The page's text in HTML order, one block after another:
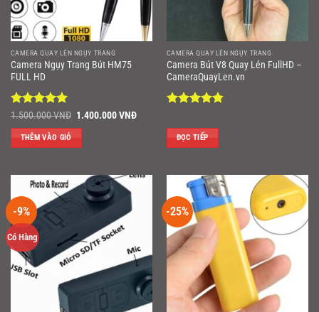
CAMERA QUAY LÉN NGỤY TRANG
Camera Ngụy Trang Bút HM75
FULL HD
Được xếp
hạng55
sao
1.500.000VNĐ Giá
1.400.000VNĐGiá
1.400.000 VNĐ.
THÊM VÀO GIỎ
CAMERA QUAY LÉN NGỤY TRANG
Camera Bút V8 Quay Lén FullHD –
CameraQuayLen.vn
hạng4.86
5 sao
ĐỌC TIẾP
-9%
Có Hàng
-25%